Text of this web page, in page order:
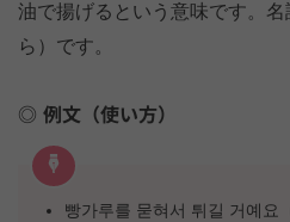
油で揚げるという意味です。
ら）です。
例文（使い方）
빵가루를 묻혀서 튀길 거예요